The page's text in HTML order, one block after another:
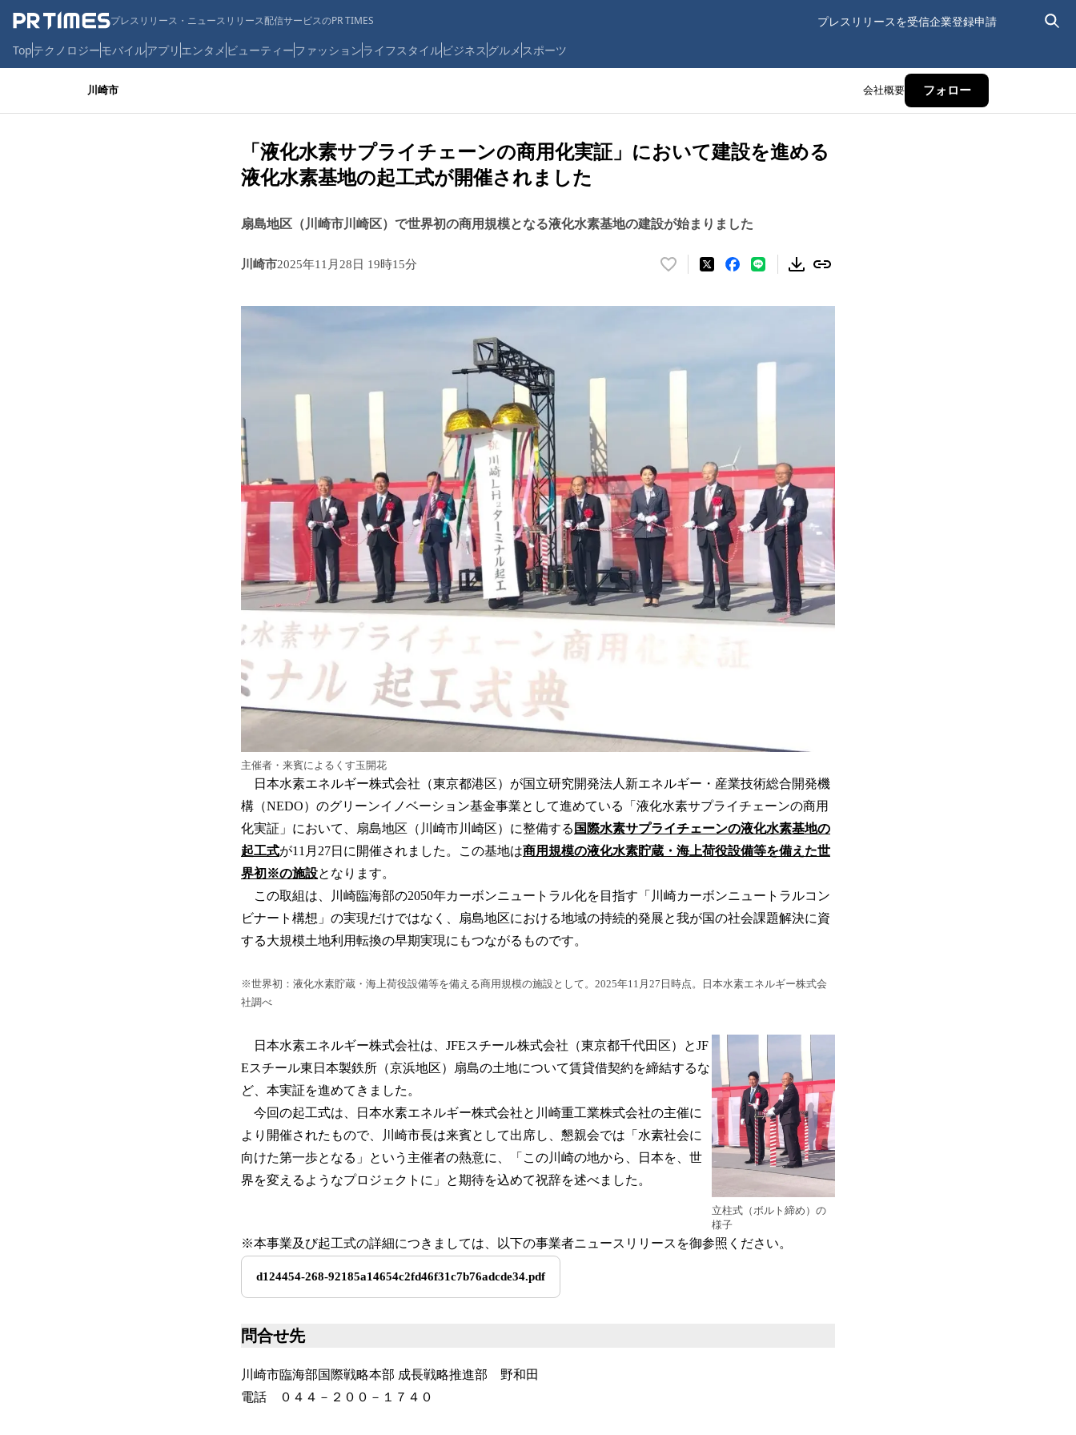
プレスリリース・ニュースリリース配信サービスのPR TIMES プレスリリースを受信企業登録申請
Topテクノロジーモバイルアプリ エンタメ ビューティーファッションライフスタイルビジネス グルメ スポーツ
川崎市 会社概要 フォロー
「液化水素サプライチェーンの商用化実証」において建設を進める
液化水素基地の起工式が開催されました
扇島地区（川崎市川崎区）で世界初の商用規模となる液化水素基地の建設が始まりました
川崎市2025年11月28日 19時15分
い
ね
読
す
主催者・来賓によるくす玉開花
日本水素エネルギー株式会社（東京都港区）が国立研究開発法人新エネルギー・産業技術総合開発機
構（NEDO）のグリーンイノベーション基金事業として進めている「液化水素サプライチェーンの商用
化実証」において、扇島地区（川崎市川崎区）に整備する 国際水素サプライチェーンの液化水素基地の
起工式が11月27日に開催されました。この基地は商用規模の液化水素貯蔵・海上荷役設備等を備えた世
界初※の施設となります。
この取組は、川崎臨海部の2050年カーボンニュートラル化を目指す「川崎カーボンニュートラルコン
ビナート構想」の実現だけではなく、扇島地区における地域の持続的発展と我が国の社会課題解決に資
する大規模土地利用転換の早期実現にもつながるものです。
※世界初：液化水素貯蔵・海上荷役設備等を備える商用規模の施設として。2025年11月27日時点。日本水素エネルギー株式会
社調べ
日本水素エネルギー株式会社は、JFEスチール株式会社（東京都千代田区）とJF
Eスチール東日本製鉄所（京浜地区）扇島の土地について賃貸借契約を締結するな
ど、本実証を進めてきました。
今回の起工式は、日本水素エネルギー株式会社と川崎重工業株式会社の主催に
より開催されたもので、川崎市長は来賓として出席し、懇親会では「水素社会に
向けた第一歩となる」という主催者の熱意に、「この川崎の地から、日本を、世
界を変えるようなプロジェクトに」と期待を込めて祝辞を述べました。
立柱式（ボルト締め）の
様子
※本事業及び起工式の詳細につきましては、以下の事業者ニュースリリースを御参照ください。
d124454-268-92185a14654c2fd46f31c7b76adcde34.pdf
問合せ先
川崎市臨海部国際戦略本部 成長戦略推進部 野和田
電話 ０４４－２００－１７４０